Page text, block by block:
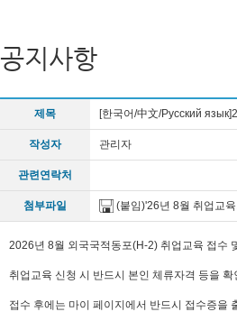
공지사항
제목 [한국어/中文/Русский
작성자 관리자
관련연락처
첨부파일 (붙임)'26년 8월 취업교
2026년 8월 외국국적동포(H-2) 취업교육 접수
취업교육 신청 시 반드시 본인 체류자격 등을
접수 후에는 마이 페이지에서 반드시 접수증을